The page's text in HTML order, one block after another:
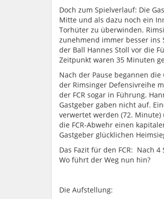
Doch zum Spielverlauf: Die
Mitte und als dazu noch ein
Torhüter zu überwinden.
zunehmend immer besser ins
der Ball Hannes Stoll vor die
Zeitpunkt waren 35 Minuten
Nach der Pause begannen
der Rimsinger Defensivreihe
der FCR sogar in Führung.
Gastgeber gaben nicht auf.
verwertet werden (72.
die FCR-Abwehr einen
Gastgeber glücklichen
Das Fazit für den FCR: Nach
Wo führt der Weg nun hin?
Die Aufstellung: